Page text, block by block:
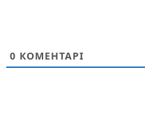
0 КОМЕНТАРІ